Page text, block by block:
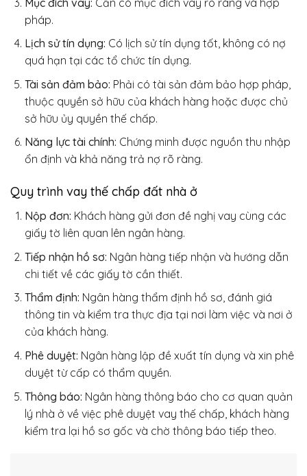
pháp.
Lịch sử tín dụng: Có lịch sử tín dụng tốt, không có nợ
quá hạn tại các tổ chức tín dụng.
Tài sản đảm bảo: Phải có tài sản đảm bảo hợp pháp,
thuộc quyền sở hữu của khách hàng hoặc được chủ
sở hữu ủy quyền thế chấp.
Năng lực tài chính: Chứng minh được nguồn thu nhập
ổn định và khả năng trả nợ rõ ràng.
Quy trình vay thế chấp đất nhà ở
Nộp đơn: Khách hàng gửi đơn đề nghị vay cùng các
giấy tờ liên quan lên ngân hàng.
Tiếp nhận hồ sơ: Ngân hàng tiếp nhận và hướng dẫn
chi tiết về các giấy tờ cần thiết.
Thẩm định: Ngân hàng thẩm định hồ sơ, đánh giá
thông tin và kiểm tra thực địa tại nơi làm việc và nơi ở
của khách hàng.
Phê duyệt: Ngân hàng lập đề xuất tín dụng và xin phê
duyệt từ cấp có thẩm quyền.
Thông báo: Ngân hàng thông báo cho cơ quan quản
lý nhà ở về việc phê duyệt vay thế chấp, khách hàng
kiểm tra lại hồ sơ gốc và chờ thông báo tiếp theo.